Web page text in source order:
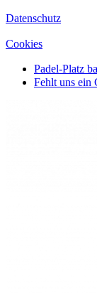
Datenschutz
Cookies
Padel-Platz
Fehlt uns ein